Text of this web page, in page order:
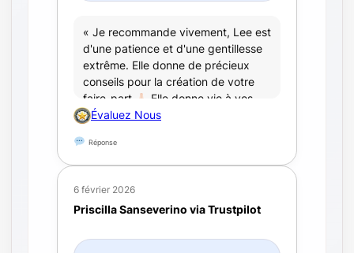
« Je recommande vivement, Lee est
d'une patience et d'une gentillesse
extrême. Elle donne de précieux
conseils pour la création de votre
faire-part
Elle donne vie à vos
idées de départ pour que celui-ci
beaucoup, je vous conseillerai
Coralie Duchene »
Évaluez Nous
Réponse
6 février 2026
Priscilla Sanseverino via Trustpilot